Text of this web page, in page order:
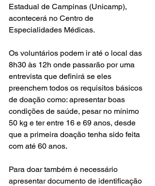
Estadual de Campinas (Unicamp),
acontecerá no Centro de
Especialidades Médicas.
Os voluntários podem ir até o local das
8h30 às 12h onde passarão por uma
entrevista que definirá se eles
preenchem todos os requisitos básicos
de doação como: apresentar boas
condições de saúde, pesar no mínimo
50 kg e ter entre 16 e 69 anos, desde
que a primeira doação tenha sido feita
com até 60 anos.
Para doar também é necessário
apresentar documento de identificação